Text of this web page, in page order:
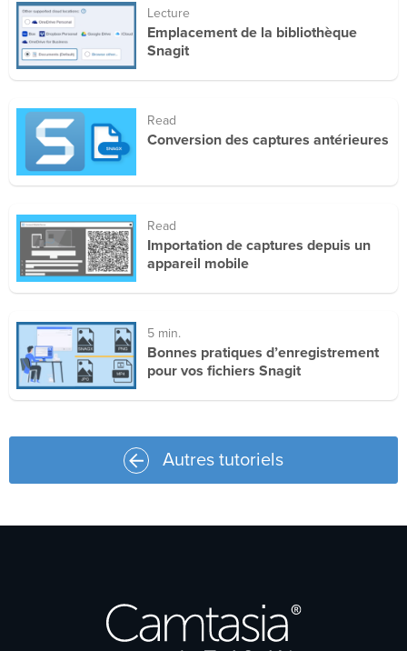
Lecture
Emplacement de la bibliothèque
Snagit
Read
Conversion des captures antérieures
Read
Importation de captures depuis un
appareil mobile
5 min.
Bonnes pratiques d’enregistrement
pour vos fichiers Snagit
Autres tutoriels